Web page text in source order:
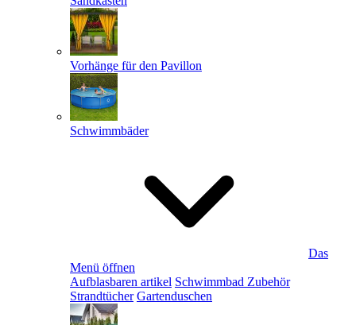
Vorhänge für den Pavillon
Schwimmbäder
Das
Menü öffnen
Aufblasbaren artikel Schwimmbad Zubehör
Strandtücher Gartenduschen